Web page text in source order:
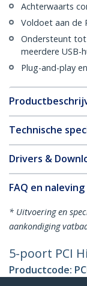
Achterwaarts
Voldoet aan de
Ondersteunt
meerdere USB-
Plug-and-play
Technische
Drivers &
FAQ en naleving
* Uitvoering en
aankondiging
5-poort PCI
Productcode: